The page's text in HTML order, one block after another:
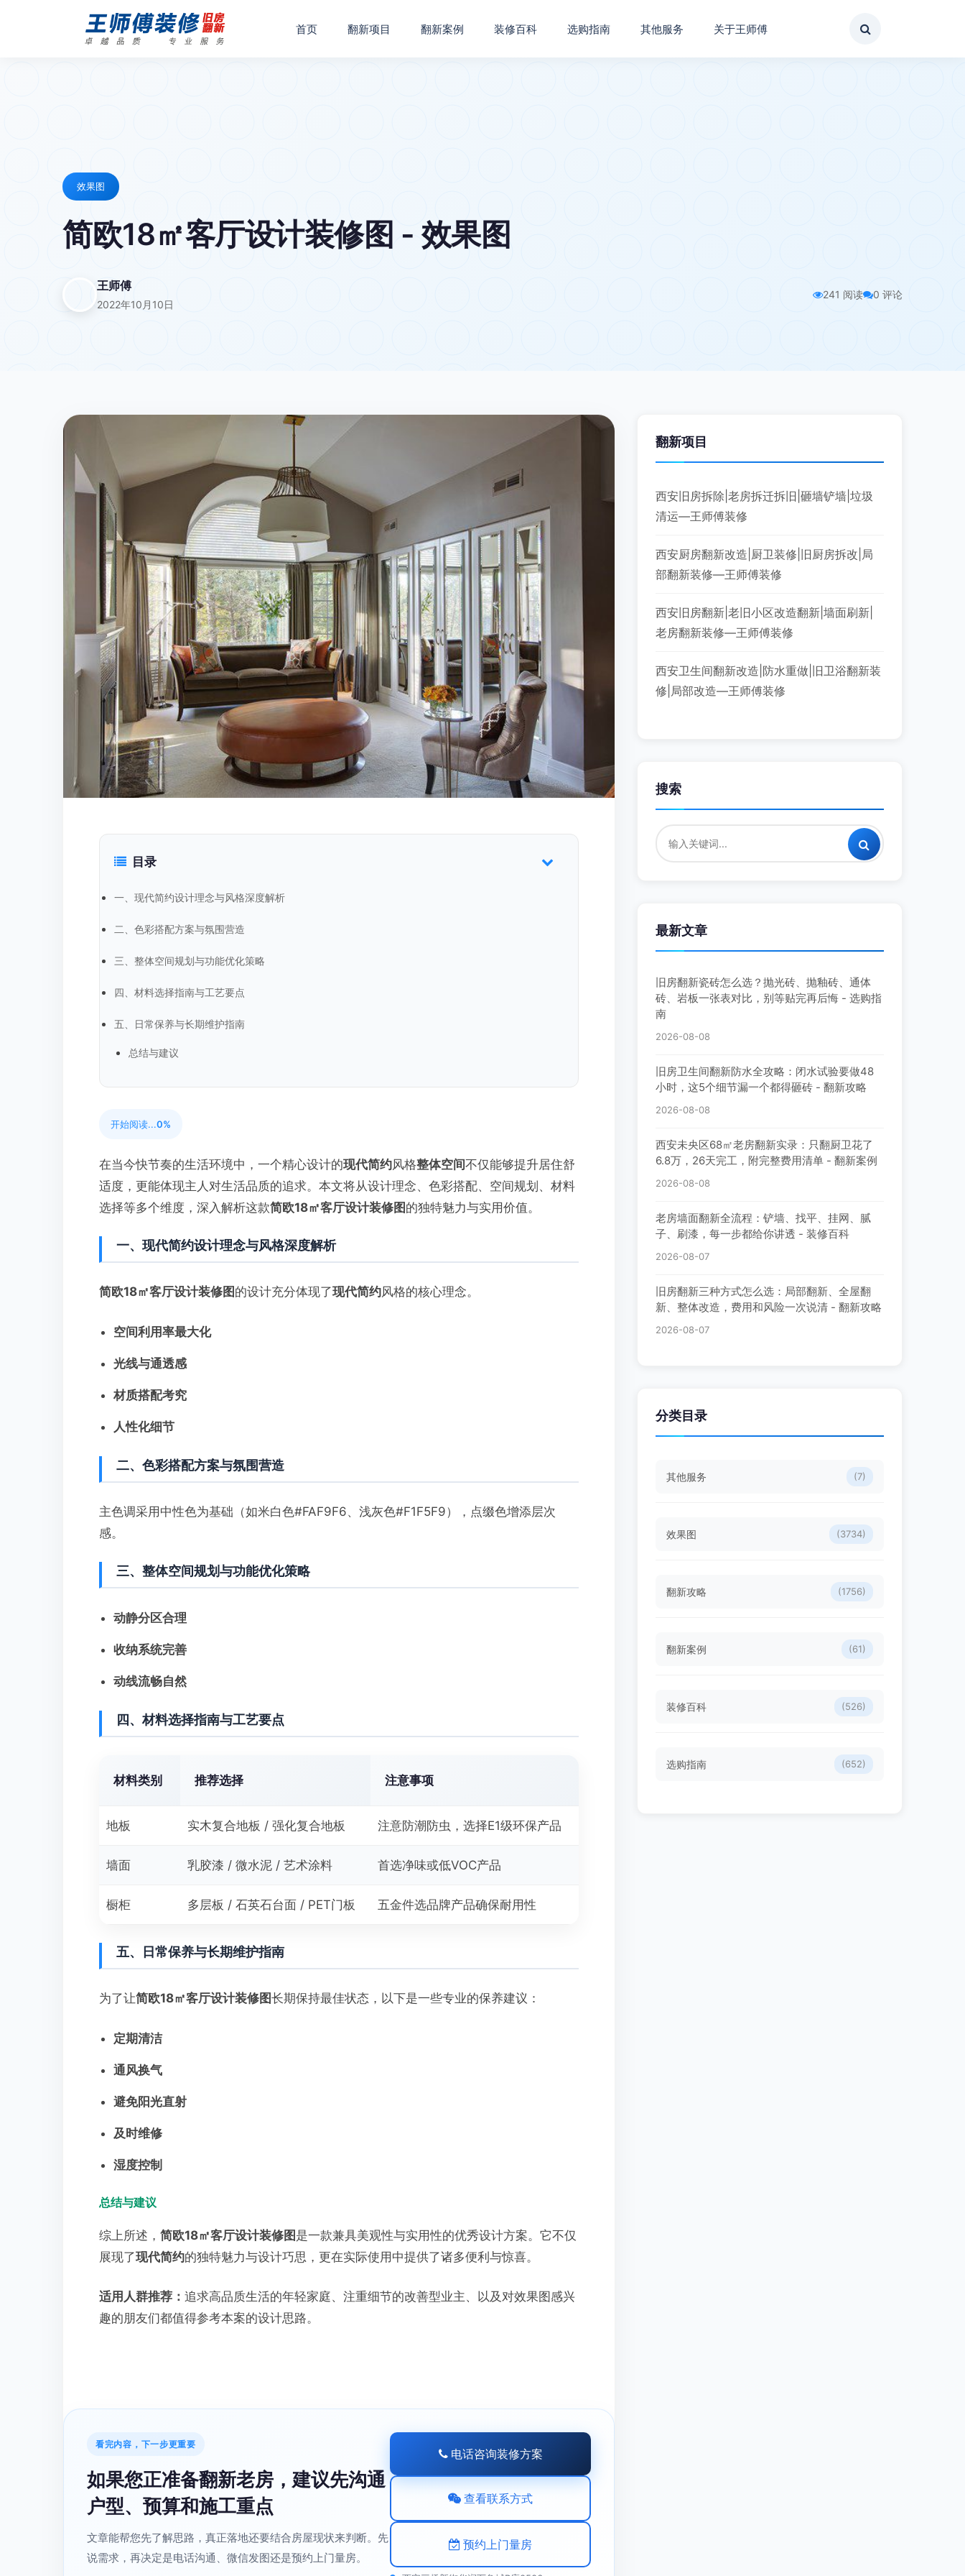
首页 翻新项目 翻新案例 装修百科 选购指南 其他服务 关于王师傅
效果图
简欧18㎡客厅设计装修图 - 效果图
王师傅
2022年10月10日
241 阅读 0 评论
目录
一、现代简约设计理念与风格深度解析
二、色彩搭配方案与氛围营造
三、整体空间规划与功能优化策略
四、材料选择指南与工艺要点
五、日常保养与长期维护指南
总结与建议
开始阅读...0%
在当今快节奏的生活环境中，一个精心设计的现代简约风格整体空间不仅能够提升居住舒
适度，更能体现主人对生活品质的追求。本文将从设计理念、色彩搭配、空间规划、材料
选择等多个维度，深入解析这款简欧18㎡客厅设计装修图 的独特魅力与实用价值。
一、现代简约设计理念与风格深度解析
简欧18㎡客厅设计装修图 的设计充分体现了现代简约风格的核心理念。
空间利用率最大化
光线与通透感
材质搭配考究
人性化细节
二、色彩搭配方案与氛围营造
主色调采用中性色为基础（如米白色#FAF9F6、浅灰色#F1F5F9），点缀色增添层次
感。
三、整体空间规划与功能优化策略
动静分区合理
收纳系统完善
动线流畅自然
四、材料选择指南与工艺要点
材料类别 推荐选择 注意事项
地板 实木复合地板 / 强化复合地板 注意防潮防虫，选择E1级环保产品
墙面 乳胶漆 / 微水泥 / 艺术涂料 首选净味或低VOC产品
橱柜 多层板 / 石英石台面 / PET门板 五金件选品牌产品确保耐用性
五、日常保养与长期维护指南
为了让简欧18㎡客厅设计装修图长期保持最佳状态，以下是一些专业的保养建议：
定期清洁
通风换气
避免阳光直射
及时维修
湿度控制
总结与建议
综上所述， 简欧18㎡客厅设计装修图 是一款兼具美观性与实用性的优秀设计方案。它不仅
展现了现代简约的独特魅力与设计巧思，更在实际使用中提供了诸多便利与惊喜。
适用人群推荐： 追求高品质生活的年轻家庭、注重细节的改善型业主、以及对效果图感兴
趣的朋友们都值得参考本案的设计思路。
看完内容，下一步更重要
如果您正准备翻新老房，建议先沟通
户型、预算和施工重点
文章能帮您先了解思路，真正落地还要结合房屋现状来判断。先
说需求，再决定是电话沟通、微信发图还是预约上门量房。
电话咨询装修方案
查看联系方式
预约上门量房
翻新项目
西安旧房拆除|老房拆迁拆旧|砸墙铲墙|垃圾
清运—王师傅装修
西安厨房翻新改造|厨卫装修|旧厨房拆改|局
部翻新装修—王师傅装修
西安旧房翻新|老旧小区改造翻新|墙面刷新|
老房翻新装修—王师傅装修
西安卫生间翻新改造|防水重做|旧卫浴翻新装
修|局部改造—王师傅装修
搜索
最新文章
旧房翻新瓷砖怎么选？抛光砖、抛釉砖、通体
砖、岩板一张表对比，别等贴完再后悔 - 选购指
南
2026-08-08
旧房卫生间翻新防水全攻略：闭水试验要做48
小时，这5个细节漏一个都得砸砖 - 翻新攻略
2026-08-08
西安未央区68㎡老房翻新实录：只翻厨卫花了
6.8万，26天完工，附完整费用清单 - 翻新案例
2026-08-08
老房墙面翻新全流程：铲墙、找平、挂网、腻
子、刷漆，每一步都给你讲透 - 装修百科
2026-08-07
旧房翻新三种方式怎么选：局部翻新、全屋翻
新、整体改造，费用和风险一次说清 - 翻新攻略
2026-08-07
分类目录
其他服务 (7)
效果图 (3734)
翻新攻略 (1756)
翻新案例 (61)
装修百科 (526)
选购指南 (652)